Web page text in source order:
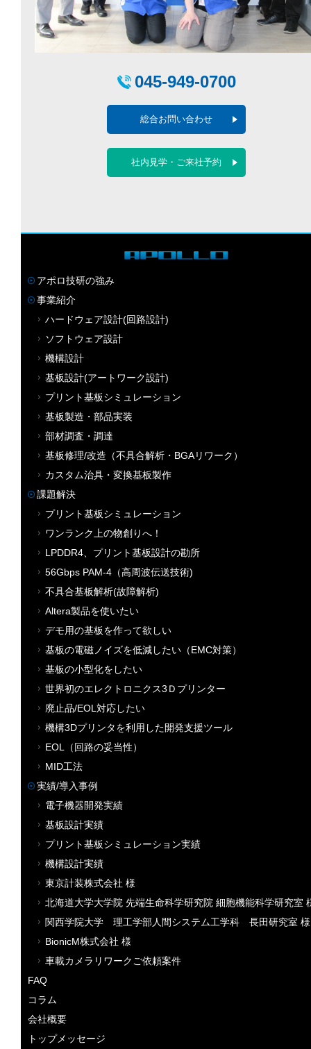
045-949-0700
総合お問い合わせ
社内見学・ご来社予約
アポロ技研の強み
事業紹介
ハードウェア設計(回路設計)
ソフトウェア設計
機構設計
基板設計(アートワーク設計)
プリント基板シミュレーション
基板製造・部品実装
部材調査・調達
基板修理/改造（不具合解析・BGAリワーク）
カスタム治具・変換基板製作
課題解決
プリント基板シミュレーション
ワンランク上の物創りへ！
LPDDR4、プリント基板設計の勘所
56Gbps PAM-4（高周波伝送技術)
不具合基板解析(故障解析)
Altera製品を使いたい
デモ用の基板を作って欲しい
基板の電磁ノイズを低減したい（EMC対策）
基板の小型化をしたい
世界初のエレクトロニクス3Ｄプリンター
廃止品/EOL対応したい
機構3Dプリンタを利用した開発支援ツール
EOL（回路の妥当性）
MID工法
実績/導入事例
電子機器開発実績
基板設計実績
プリント基板シミュレーション実績
機構設計実績
東京計装株式会社 様
北海道大学大学院 先端生命科学研究院 細胞機能科学研究室
関西学院大学 理工学部人間システム工学科 長田研究室 様
BionicM株式会社 様
車載カメラリワークご依頼案件
FAQ
コラム
会社概要
トップメッセージ